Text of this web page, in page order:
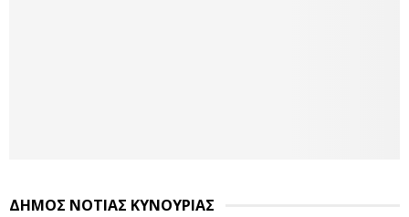
ΔΗΜΟΣ ΝΟΤΙΑΣ ΚΥΝΟΥΡΙΑΣ